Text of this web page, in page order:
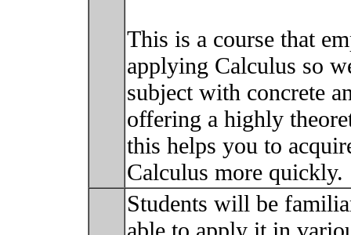
This is a course that
applying Calculus so
subject with concrete
offering a highly
this helps you to
Calculus more quickly.
Students will be